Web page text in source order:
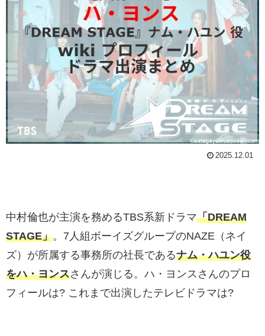
2025.12.01
中村倫也が主演を務めるTBS系新ドラマ「DREAM
STAGE」。7人組ボーイズグループのNAZE（ネイ
ズ）が所属する事務所の社長であるナム・ハユン役
をハ・ヨンスさんが演じる。ハ・ヨンスさんのプロ
フィールは? これまで出演したテレビドラマは?